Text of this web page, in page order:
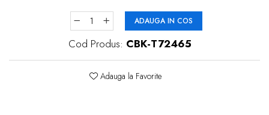
ADAUGA IN COS
Cod Produs: CBK-T72465
Adauga la Favorite